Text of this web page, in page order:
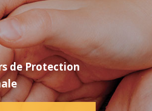
de Protection